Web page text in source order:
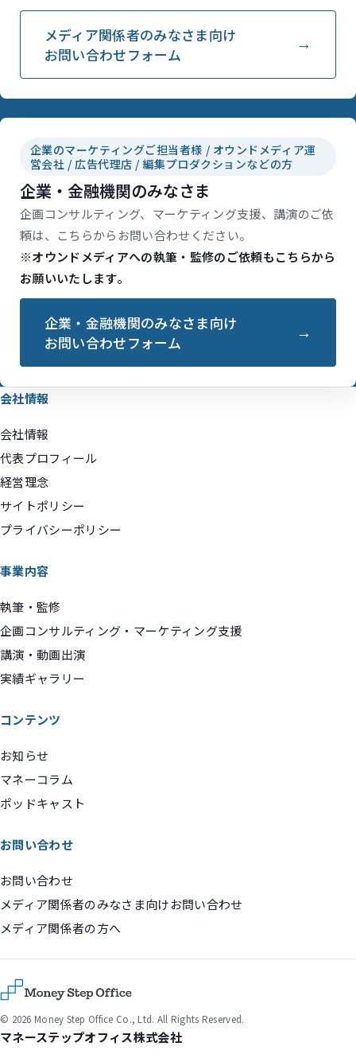
メディア関係者のみなさま向け
お問い合わせフォーム
企業のマーケティングご担当者様 / オウンドメディア運
営会社 / 広告代理店 / 編集プロダクションなどの方
企業・金融機関のみなさま
企画コンサルティング、マーケティング支援、講演のご依
頼は、こちらからお問い合わせください。
※オウンドメディアへの執筆・監修のご依頼もこちらから
お願いいたします。
企業・金融機関のみなさま向け
お問い合わせフォーム
会社情報
会社情報
代表プロフィール
経営理念
サイトポリシー
プライバシーポリシー
事業内容
執筆・監修
企画コンサルティング・マーケティング支援
講演・動画出演
実績ギャラリー
コンテンツ
お知らせ
マネーコラム
ポッドキャスト
お問い合わせ
お問い合わせ
メディア関係者のみなさま向けお問い合わせ
メディア関係者の方へ
© 2026 Money Step Office Co., Ltd. All Rights Reserved.
マネーステップオフィス株式会社